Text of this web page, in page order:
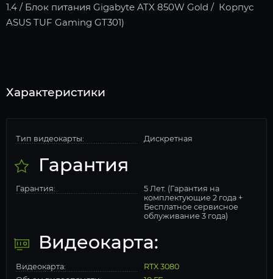
1.4 / Блок питания Gigabyte ATX 850W Gold / Корпус
ASUS TUF Gaming GT301)
Характеристики
Тип видеокарты: Дискретная
Гарантия
Гарантия:
5 Лет. (Гарантия на
комплектующие 2 года +
Бесплатное сервисное
облуживание 3 года)
Видеокарта:
Видеокарта:
RTX 3080